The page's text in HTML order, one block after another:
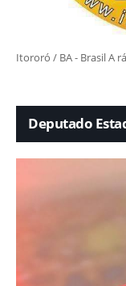
Itororó / BA - Brasil A
Deputado